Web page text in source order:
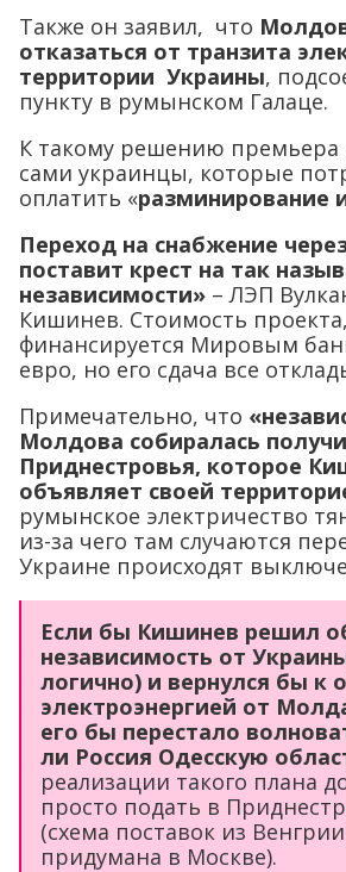
Также он заявил, что
отказаться от транзита
территории Украины,
пункту в румынском Галаце.
К такому решению премьера
сами украинцы, которые
оплатить «разминирование
Переход на снабжение
поставит крест на так
независимости» – ЛЭП
Кишинев. Стоимость
финансируется Мировым
евро, но его сдача все
Примечательно, что
Молдова собиралась
Приднестровья, которое
объявляет своей
румынское электричество
из-за чего там случаются
Украине происходят
Если бы Кишинев решил
независимость от
логично) и вернулся бы к
электроэнергией от
его бы перестало
ли Россия Одесскую
реализации такого плана
просто подать в
(схема поставок из
придумана в Москве).